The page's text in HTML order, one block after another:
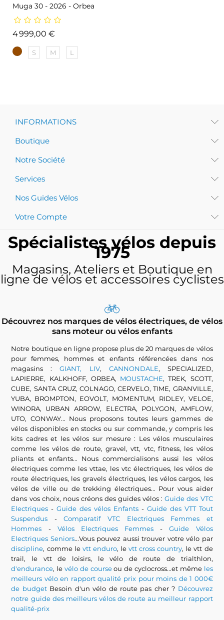
Muga 30 - 2026 - Orbea
4 999,00 €
S M L
INFORMATIONS
Boutique
Notre Société
Services
Nos Guides Vélos
Votre Compte
Spécialistes vélos depuis
1975
Magasins, Ateliers et Boutique en
ligne de vélos et accessoires cyclistes
Découvrez nos marques de vélos électriques, de vélos
sans moteur ou vélos enfants
Notre boutique en ligne propose plus de 20 marques de vélos
pour femmes, hommes et enfants référencées dans nos
magasins :GIANT, LIV, CANNONDALE, SPECIALIZED,
LAPIERRE, KALKHOFF, ORBEA, MOUSTACHE, TREK, SCOTT,
CUBE, SANTA CRUZ, COLNAGO, CERVELO, TIME, GRANVILLE,
YUBA, BROMPTON, EOVOLT, MOMENTUM, RIDLEY, VELOE,
WINORA, URBAN ARROW, ELECTRA, POLYGON, AMFLOW,
UTO, CONWAY... Nous proposons toutes leurs gammes de
vélos disponibles en stocks ou sur commande, y compris les
kits cadres et les vélos sur mesure : Les vélos musculaires
comme les vélos de route, gravel, vtt, vtc, fitness, les vélos
pliants et enfants... Nous commercialisons aussi les vélos
électriques comme les vttae, les vtc électriques, les vélos de
route électriques, les gravels électriques, les vélos cargos, les
vélos de ville ou de trekking électriques... Pour vous aider
dans vos choix, nous créons des guides vélos :Guide des VTC
Electriques -Guide des vélos Enfants - Guide des VTT Tout
Suspendus -Comparatif VTC Electriques Femmes et
Hommes - Vélos Electriques Femmes -Guide Vélos
Electriques Seniors...Vous pouvez aussi trouver votre vélo par
discipline, comme le vtt enduro, levtt cross country, le vtt de
trail, le vtt de loisirs, le vélo de route de trialthlon,
d'endurance, levélo de courseou de cyclocross...et même les
meilleurs vélo en rapport qualité prix pour moins de 1 000€
de budgetBesoin d'un vélo de route pas cher ? Découvrez
notre guide des meilleurs vélos de route au meilleur rapport
qualité-prix